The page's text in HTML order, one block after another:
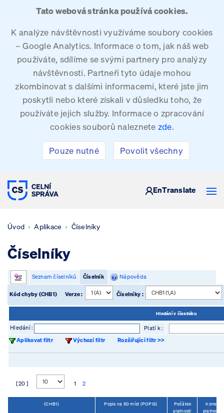
Tato webová stránka používá cookies.
K analýze návštěvnosti využíváme soubory cookies
– Google Analytics. Informace o tom, jak náš web
používáte, sdílíme se svými partnery pro analýzy
návštěvnosti. Partneři tyto údaje mohou
zkombinovat s dalšími informacemi, které jste jim
poskytli nebo které získali v důsledku toho, že
používáte jejich služby. Informace o zpracování
cookies souborů naleznete zde.
Pouze nutné Povolit všechny
CELNÍ SPRÁVA ČESKÉ REPUBLIKY
EnTranslate
Úvod Aplikace Číselníky
Číselníky
Seznam číselníků Číselník Nápověda
Kód chyby (CHB1) Verze : Číselníky :
Hledání v číselníku
Hledání :
Platí k :
Aplikovat filtr
Výchozí filtr Rozšiřující filtr >>
[ 20 ] 1 2
(CHB1) Popis na 50 míst (POPIS)
Počátek
platnosti
Konec
platnosti